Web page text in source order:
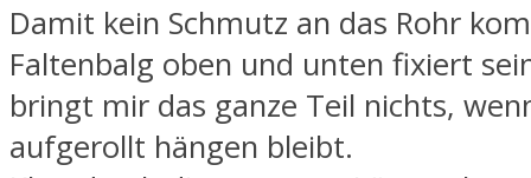
Damit kein Schmutz an das Rohr
Faltenbalg oben und unten fixiert
bringt mir das ganze Teil nichts,
aufgerollt hängen bleibt.